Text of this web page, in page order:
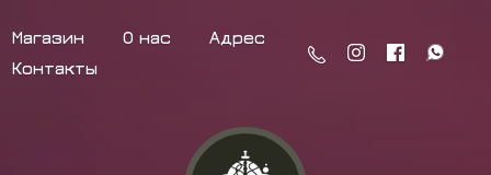
Магазин О нас
Адрес
Контакты